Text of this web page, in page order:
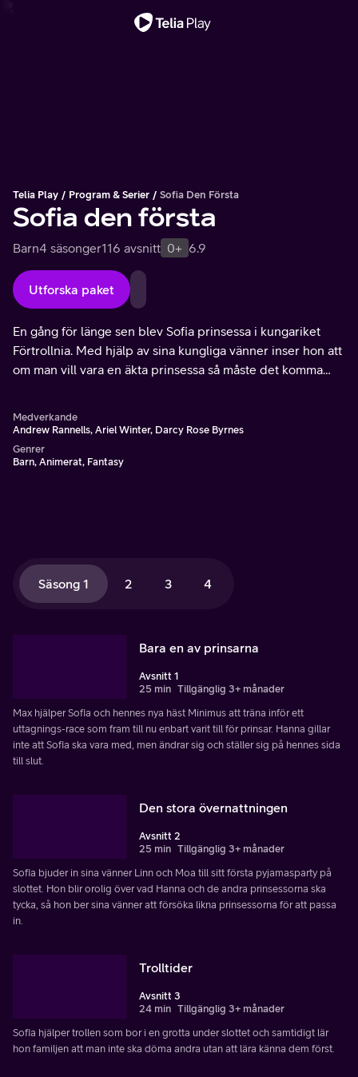
Telia Play Program & Serier Sofia Den Första
Sofia den första
Barn4 säsonger116 avsnitt 0+ 6.9
Utforska paket
En gång för länge sen blev Sofia prinsessa i kungariket
Förtrollnia. Med hjälp av sina kungliga vänner inser hon att
om man vill vara en äkta prinsessa så måste det komma
Medverkande
Andrew Rannells, Ariel Winter, Darcy Rose Byrnes
Genrer
Barn, Animerat, Fantasy
Säsong 1 2 3 4
Bara en av prinsarna
Avsnitt 1
25 min Tillgänglig 3+ månader
Max hjälper Sofia och hennes nya häst Minimus att träna inför ett
uttagnings-race som fram till nu enbart varit till för prinsar. Hanna gillar
inte att Sofia ska vara med, men ändrar sig och ställer sig på hennes sida
till slut.
Den stora övernattningen
Avsnitt 2
25 min Tillgänglig 3+ månader
Sofia bjuder in sina vänner Linn och Moa till sitt första pyjamasparty på
slottet. Hon blir orolig över vad Hanna och de andra prinsessorna ska
tycka, så hon ber sina vänner att försöka likna prinsessorna för att passa
in.
Trolltider
Avsnitt 3
24 min Tillgänglig 3+ månader
Sofia hjälper trollen som bor i en grotta under slottet och samtidigt lär
hon familjen att man inte ska döma andra utan att lära känna dem först.